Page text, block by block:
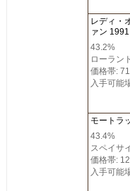
レディ・
ァン 1991
43.2%
ローラン
価格帯:
入手可能
モートラ
43.4%
スペイサ
価格帯:
入手可能